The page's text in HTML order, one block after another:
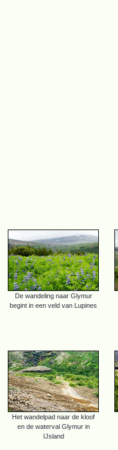
De wandeling naar Glymur
begint in een veld van Lupines
Het wandelpad naar de kloof
en de waterval Glymur in
IJsland